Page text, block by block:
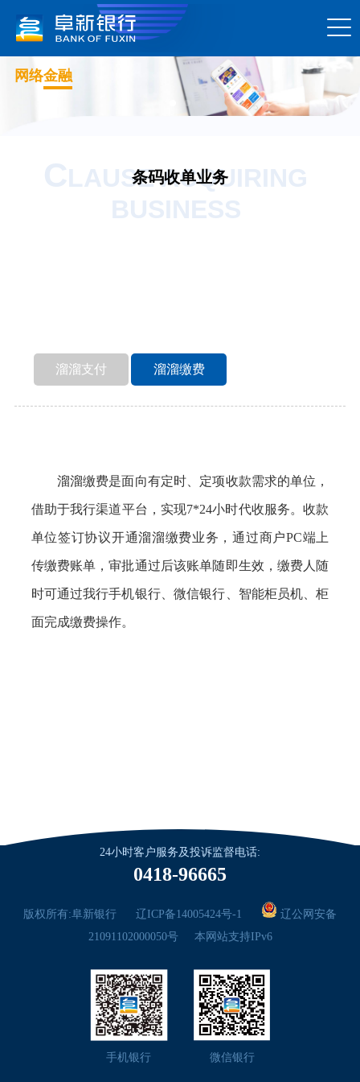
网络金融
条码收单业务
CLAUSE ACQUIRING
BUSINESS
溜溜支付 溜溜缴费
溜溜缴费是面向有定时、定项收款需求的单位，
借助于我行渠道平台，实现7*24小时代收服务。收款
单位签订协议开通溜溜缴费业务，通过商户PC端上
传缴费账单，审批通过后该账单随即生效，缴费人随
时可通过我行手机银行、微信银行、智能柜员机、柜
面完成缴费操作。
24小时客户服务及投诉监督电话:
0418-96665
版权所有:阜新银行 辽ICP备14005424号-1
辽公网安备
21091102000050号
本网站支持IPv6
手机银行 微信银行